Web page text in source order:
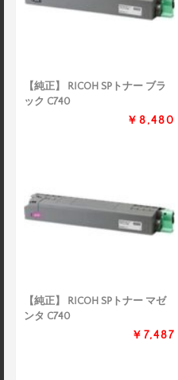
【純正】 RICOH SPトナー ブラ
ック C740
￥8,480
【純正】 RICOH SPトナー マゼ
ンタ C740
￥7,487